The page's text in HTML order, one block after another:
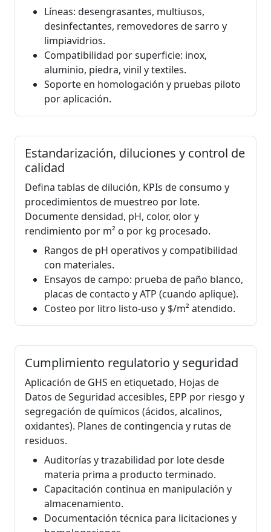
Líneas: desengrasantes, multiusos,
desinfectantes, removedores de sarro y
limpiavidrios.
Compatibilidad por superficie: inox,
aluminio, piedra, vinil y textiles.
Soporte en homologación y pruebas piloto
por aplicación.
Estandarización, diluciones y control de
calidad
Defina tablas de dilución, KPIs de consumo y
procedimientos de muestreo por lote.
Documente densidad, pH, color, olor y
rendimiento por m² o por kg procesado.
Rangos de pH operativos y compatibilidad
con materiales.
Ensayos de campo: prueba de paño blanco,
placas de contacto y ATP (cuando aplique).
Costeo por litro listo-uso y $/m² atendido.
Cumplimiento regulatorio y seguridad
Aplicación de GHS en etiquetado, Hojas de
Datos de Seguridad accesibles, EPP por riesgo y
segregación de químicos (ácidos, alcalinos,
oxidantes). Planes de contingencia y rutas de
residuos.
Auditorías y trazabilidad por lote desde
materia prima a producto terminado.
Capacitación continua en manipulación y
almacenamiento.
Documentación técnica para licitaciones y